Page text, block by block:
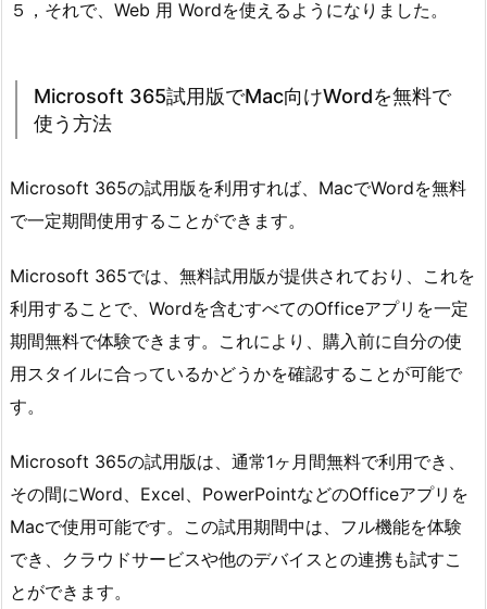
５，それで、Web 用 Wordを使えるようになりました。
Microsoft 365試用版でMac向けWordを無料で
使う方法
Microsoft 365の試用版を利用すれば、MacでWordを無料
で一定期間使用することができます。
Microsoft 365では、無料試用版が提供されており、これを
利用することで、Wordを含むすべてのOfficeアプリを一定
期間無料で体験できます。これにより、購入前に自分の使
用スタイルに合っているかどうかを確認することが可能で
す。
Microsoft 365の試用版は、通常1ヶ月間無料で利用でき、
その間にWord、Excel、PowerPointなどのOfficeアプリを
Macで使用可能です。この試用期間中は、フル機能を体験
でき、クラウドサービスや他のデバイスとの連携も試すこ
とができます。